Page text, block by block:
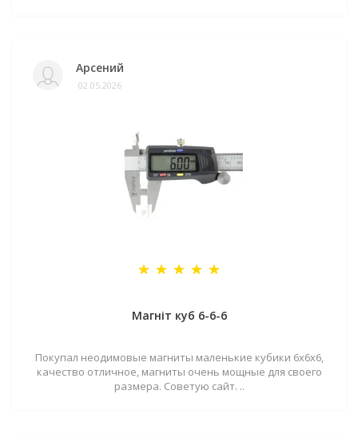
Арсений
02.05.2026
Магніт куб 6-6-6
Покупал неодимовые магниты маленькие кубики 6х6х6,
качество отличное, магниты очень мощные для своего
размера. Советую сайт. ..